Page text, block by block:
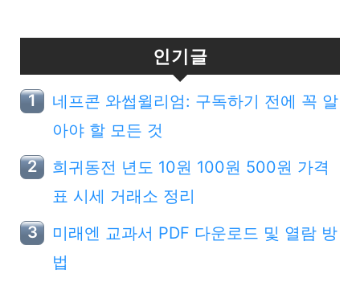
인기글
네프콘 와썹윌리엄: 구독하기 전에 꼭 알
아야 할 모든 것
희귀동전 년도 10원 100원 500원 가격
표 시세 거래소 정리
미래엔 교과서 PDF 다운로드 및 열람 방
법